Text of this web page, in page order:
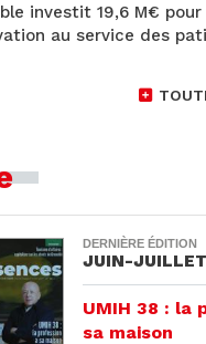
investit 19,6 M€
au service des
DERNIÈRE ÉDITION
JUIN-
UMIH 38 : la
sa maison